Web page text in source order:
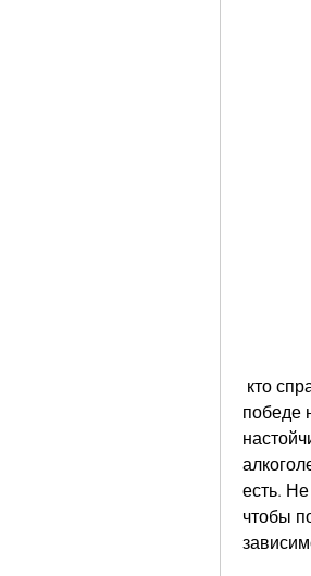
победе
есть.
чтобы